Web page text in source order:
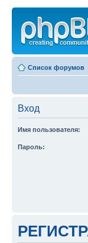
Список форумов
Вход
Имя пользователя:
Пароль: